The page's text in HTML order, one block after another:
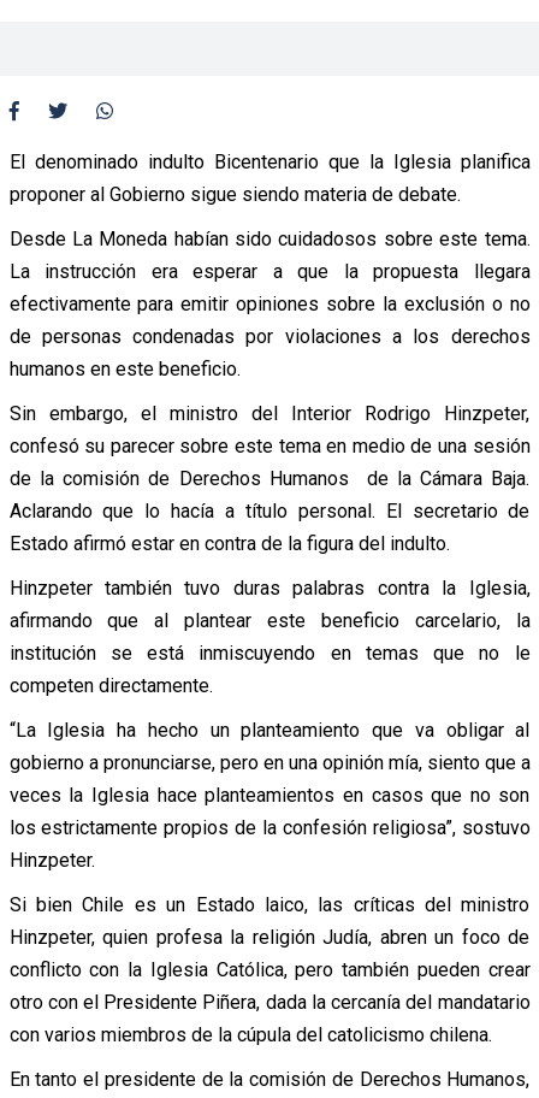
El denominado indulto Bicentenario que la Iglesia planifica
proponer al Gobierno sigue siendo materia de debate.
Desde La Moneda habían sido cuidadosos sobre este tema.
La instrucción era esperar a que la propuesta llegara
efectivamente para emitir opiniones sobre la exclusión o no
de personas condenadas por violaciones a los derechos
humanos en este beneficio.
Sin embargo, el ministro del Interior Rodrigo Hinzpeter,
confesó su parecer sobre este tema en medio de una sesión
de la comisión de Derechos Humanos de la Cámara Baja.
Aclarando que lo hacía a título personal. El secretario de
Estado afirmó estar en contra de la figura del indulto.
Hinzpeter también tuvo duras palabras contra la Iglesia,
afirmando que al plantear este beneficio carcelario, la
institución se está inmiscuyendo en temas que no le
competen directamente.
“La Iglesia ha hecho un planteamiento que va obligar al
gobierno a pronunciarse, pero en una opinión mía, siento que a
veces la Iglesia hace planteamientos en casos que no son
los estrictamente propios de la confesión religiosa”, sostuvo
Hinzpeter.
Si bien Chile es un Estado laico, las críticas del ministro
Hinzpeter, quien profesa la religión Judía, abren un foco de
conflicto con la Iglesia Católica, pero también pueden crear
otro con el Presidente Piñera, dada la cercanía del mandatario
con varios miembros de la cúpula del catolicismo chilena.
En tanto el presidente de la comisión de Derechos Humanos,